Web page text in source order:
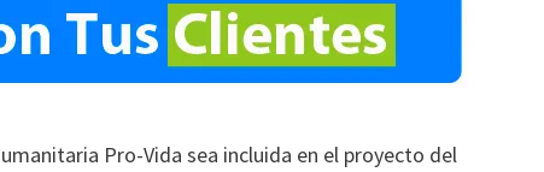
Pro-Vida sea incluida en el proyecto del